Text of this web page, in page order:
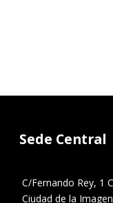
Sede Central
C/Fernando Rey, 1
Ciudad de la Imagen